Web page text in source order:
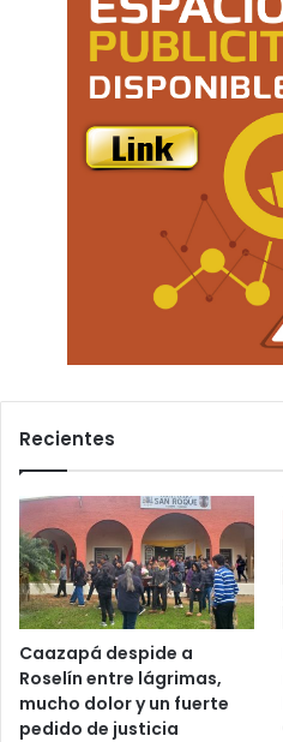
Recientes
Caazapá despide a
Roselín entre lágrimas,
mucho dolor y un fuerte
pedido de justicia